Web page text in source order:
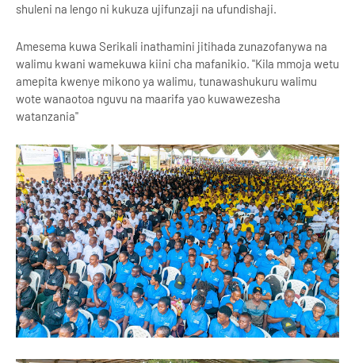
shuleni na lengo ni kukuza ujifunzaji na ufundishaji.
Amesema kuwa Serikali inathamini jitihada zunazofanywa na
walimu kwani wamekuwa kiini cha mafanikio. "Kila mmoja wetu
amepita kwenye mikono ya walimu, tunawashukuru walimu
wote wanaotoa nguvu na maarifa yao kuwawezesha
watanzania"